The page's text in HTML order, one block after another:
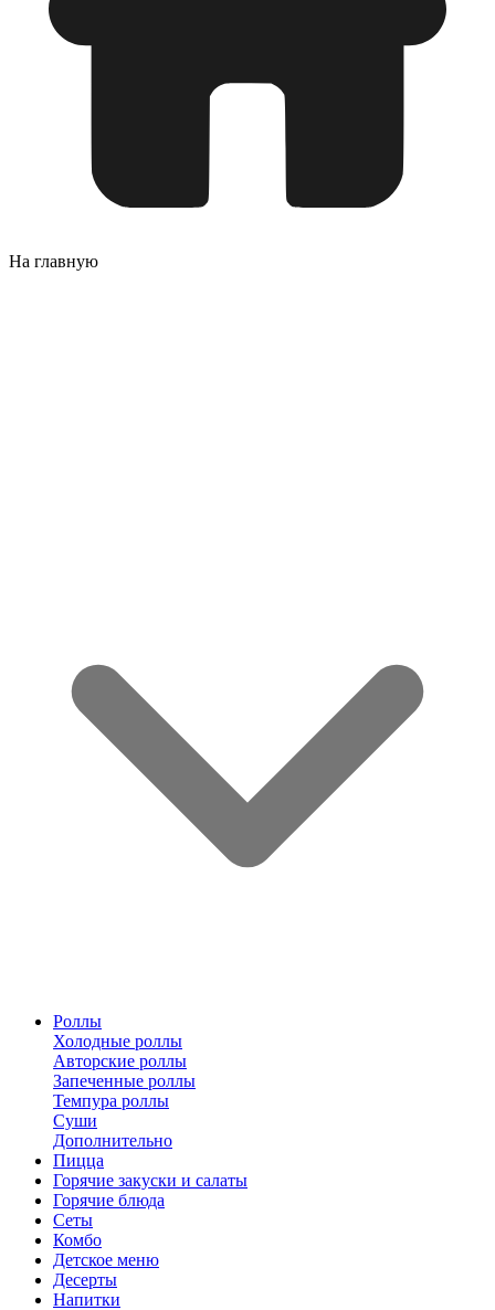
На главную
Роллы
Холодные роллы
Авторские роллы
Запеченные роллы
Темпура роллы
Суши
Дополнительно
Пицца
Горячие закуски и салаты
Горячие блюда
Сеты
Комбо
Детское меню
Десерты
Напитки